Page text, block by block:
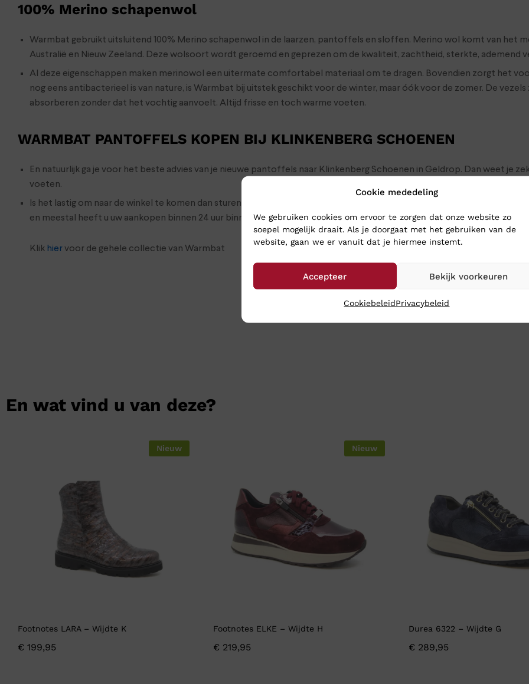
Cookie mededeling
We gebruiken cookies om ervoor te zorgen dat onze website zo
soepel mogelijk draait. Als je doorgaat met het gebruiken van de
website, gaan we er vanuit dat je hiermee instemt.
Accepteer Bekijk voorkeuren
CookiebeleidPrivacybeleid
100% Merino schapenwol
Warmbat gebruikt uitsluitend 100% Merino schapenwol in de laarzen, pantoffels en sloffen. Merino wol komt van het
Australië en Nieuw Zeeland. Deze wolsoort wordt geroemd en geprezen om de kwaliteit, zachtheid, sterkte, ademend
Al deze eigenschappen maken merinowol een uitermate comfortabel materiaal om te dragen. Bovendien zorgt het
nog eens antibacterieel is van nature, is Warmbat bij uitstek geschikt voor de winter, maar óók voor de zomer. De
absorberen zonder dat het vochtig aanvoelt. Altijd frisse en toch warme voeten.
WARMBAT PANTOFFELS KOPEN BIJ KLINKENBERG SCHOENEN
En natuurlijk ga je voor het beste advies van je nieuwe pantoffels naar Klinkenberg Schoenen in Geldrop. Dan weet je
voeten.
Is het lastig om naar de winkel te komen dan sturen we de schoenen toch gewoon naar je op: bestel ze online in onze
en meestal heeft u uw aankopen binnen 24 uur binnen.
Klik hiervoor de gehele collectie van Warmbat
En wat vind u van deze?
Nieuw
Footnotes LARA – Wijdte K
€ 199,95
Nieuw
Footnotes ELKE – Wijdte H
€ 219,95
Durea 6322 – Wijdte G
€ 289,95